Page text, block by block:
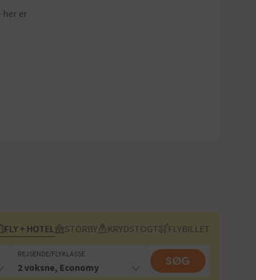
her er
FLY + HOTEL STORBY KRYDSTOGT FLYBILLET
REJSENDE/FLYKLASSE
2 voksne, Economy SØG